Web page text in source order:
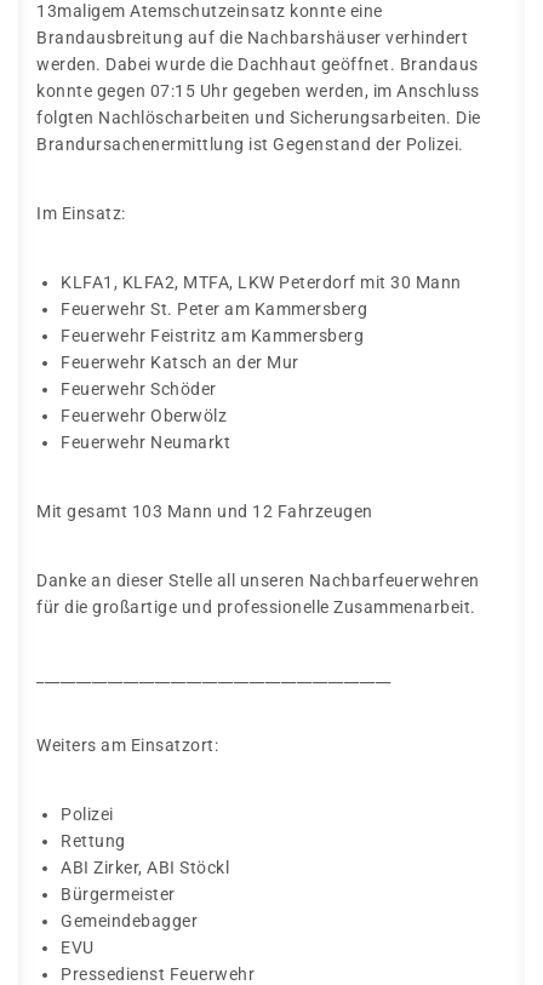
13maligem Atemschutzeinsatz konnte eine
Brandausbreitung auf die Nachbarshäuser verhindert
werden. Dabei wurde die Dachhaut geöffnet. Brandaus
konnte gegen 07:15 Uhr gegeben werden, im Anschluss
folgten Nachlöscharbeiten und Sicherungsarbeiten. Die
Brandursachenermittlung ist Gegenstand der Polizei.
Im Einsatz:
KLFA1, KLFA2, MTFA, LKW Peterdorf mit 30 Mann
Feuerwehr St. Peter am Kammersberg
Feuerwehr Feistritz am Kammersberg
Feuerwehr Katsch an der Mur
Feuerwehr Schöder
Feuerwehr Oberwölz
Feuerwehr Neumarkt
Mit gesamt 103 Mann und 12 Fahrzeugen
Danke an dieser Stelle all unseren Nachbarfeuerwehren
für die großartige und professionelle Zusammenarbeit.
Weiters am Einsatzort:
Polizei
Rettung
ABI Zirker, ABI Stöckl
Bürgermeister
Gemeindebagger
EVU
Pressedienst Feuerwehr